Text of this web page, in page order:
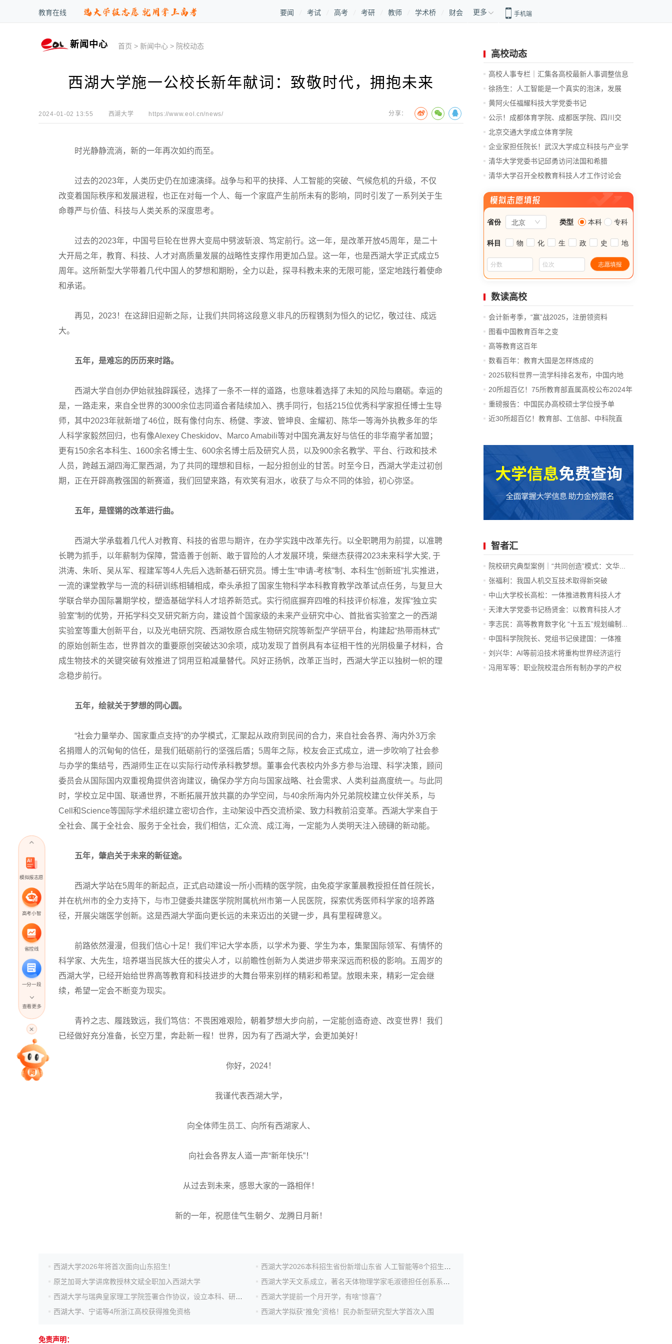
教育在线 要闻 考试 高考 考研 教师 学术桥 财会 更多 手机端
新闻中心 首页 >新闻中心 > 院校动态
西湖大学施一公校长新年献词：致敬时代，拥抱未来
2024-01-02 13:55 西湖大学 https://www.eol.cn/news/ 分享：
时光静静流淌，新的一年再次如约而至。
过去的2023年，人类历史仍在加速演绎。战争与和平的抉择、人工智能的突破、气候危机的升级，不仅
改变着国际秩序和发展进程，也正在对每一个人、每一个家庭产生前所未有的影响，同时引发了一系列关于生
命尊严与价值、科技与人类关系的深度思考。
过去的2023年，中国号巨轮在世界大变局中劈波斩浪、笃定前行。这一年，是改革开放45周年，是二十
大开局之年，教育、科技、人才对高质量发展的战略性支撑作用更加凸显。这一年，也是西湖大学正式成立5
周年。这所新型大学带着几代中国人的梦想和期盼，全力以赴，探寻科教未来的无限可能，坚定地践行着使命
和承诺。
再见，2023！在这辞旧迎新之际，让我们共同将这段意义非凡的历程镌刻为恒久的记忆，敬过往、成远
大。
五年，是难忘的历历来时路。
西湖大学自创办伊始就独辟蹊径，选择了一条不一样的道路，也意味着选择了未知的风险与磨砺。幸运的
是，一路走来，来自全世界的3000余位志同道合者陆续加入、携手同行，包括215位优秀科学家担任博士生导
师，其中2023年就新增了46位，既有像付向东、杨健、李波、管坤良、金耀初、陈华一等海外执教多年的华
人科学家毅然回归，也有像Alexey Cheskidov、Marco Amabili等对中国充满友好与信任的非华裔学者加盟；
更有150余名本科生、1600余名博士生、600余名博士后及研究人员，以及900余名教学、平台、行政和技术
人员，跨越五湖四海汇聚西湖，为了共同的理想和目标，一起分担创业的甘苦。时至今日，西湖大学走过初创
期，正在开辟高教强国的新赛道，我们回望来路，有欢笑有泪水，收获了与众不同的体验，初心弥坚。
五年，是铿锵的改革进行曲。
西湖大学承载着几代人对教育、科技的省思与期许，在办学实践中改革先行。以全职聘用为前提，以准聘
长聘为抓手，以年薪制为保障，营造善于创新、敢于冒险的人才发展环境，柴继杰获得2023未来科学大奖, 于
洪涛、朱听、吴从军、程建军等4人先后入选新基石研究员。博士生“申请-考核”制、本科生“创新班”扎实推进，
一流的课堂教学与一流的科研训练相辅相成，牵头承担了国家生物科学本科教育教学改革试点任务，与复旦大
学联合举办国际暑期学校，塑造基础学科人才培养新范式。实行彻底摒弃四唯的科技评价标准，发挥“独立实
验室”制的优势，开拓学科交叉研究新方向，建设首个国家级的未来产业研究中心、首批省实验室之一的西湖
实验室等重大创新平台，以及光电研究院、西湖牧原合成生物研究院等新型产学研平台，构建起“热带雨林式”
的原始创新生态，世界首次的重要原创突破达30余项，成功发现了首例具有本征相干性的光阴极量子材料，合
成生物技术的关键突破有效推进了饲用豆粕减量替代。风好正扬帆，改革正当时，西湖大学正以独树一帜的理
念稳步前行。
五年，绘就关于梦想的同心圆。
“社会力量举办、国家重点支持”的办学模式，汇聚起从政府到民间的合力，来自社会各界、海内外3万余
名捐赠人的沉甸甸的信任，是我们砥砺前行的坚强后盾；5周年之际，校友会正式成立，进一步吹响了社会参
与办学的集结号，西湖师生正在以实际行动传承科教梦想。董事会代表校内外多方参与治理、科学决策，顾问
委员会从国际国内双重视角提供咨询建议，确保办学方向与国家战略、社会需求、人类利益高度统一。与此同
时，学校立足中国、联通世界，不断拓展开放共赢的办学空间，与40余所海内外兄弟院校建立伙伴关系，与
Cell和Science等国际学术组织建立密切合作，主动架设中西交流桥梁、致力科教前沿变革。西湖大学来自于
全社会、属于全社会、服务于全社会，我们相信，汇众流、成江海，一定能为人类明天注入磅礴的新动能。
五年，肇启关于未来的新征途。
西湖大学站在5周年的新起点，正式启动建设一所小而精的医学院，由免疫学家董晨教授担任首任院长，
并在杭州市的全力支持下，与市卫健委共建医学院附属杭州市第一人民医院，探索优秀医师科学家的培养路
径，开展尖端医学创新。这是西湖大学面向更长远的未来迈出的关键一步，具有里程碑意义。
前路依然漫漫，但我们信心十足！我们牢记大学本质，以学术为要、学生为本，集聚国际领军、有情怀的
科学家、大先生，培养堪当民族大任的拔尖人才，以前瞻性创新为人类进步带来深远而积极的影响。五周岁的
西湖大学，已经开始给世界高等教育和科技进步的大舞台带来别样的精彩和希望。放眼未来，精彩一定会继
续，希望一定会不断变为现实。
青衿之志、履践致远，我们笃信：不畏困难艰险，朝着梦想大步向前，一定能创造奇迹、改变世界！我们
已经做好充分准备，长空万里，奔赴新一程！世界，因为有了西湖大学，会更加美好！
你好，2024！
我谨代表西湖大学，
向全体师生员工、向所有西湖家人、
向社会各界友人道一声“新年快乐”！
从过去到未来，感恩大家的一路相伴！
新的一年，祝愿佳气生朝夕、龙腾日月新！
西湖大学2026年将首次面向山东招生！
原芝加哥大学讲席教授林文斌全职加入西湖大学
西湖大学提前一个月开学，有啥“惊喜”？
西湖大学、宁诺等4所浙江高校获得推免资格
西湖大学拟获“推免”资格！民办新型研究型大学首次入围
免责声明：
高校动态
高校人事专栏｜汇集各高校最新人事调整信息
徐扬生：人工智能是一个真实的泡沫，发展
前...
黄阿火任福耀科技大学党委书记
公示！成都体育学院、成都医学院、四川交
通...
北京交通大学成立体育学院
企业家担任院长！武汉大学成立科技与产业学
院
清华大学党委书记邱勇访问法国和希腊
清华大学召开全校教育科技人才工作讨论会
模拟报志愿
高考小智
省控线
一分一段
高考直播
专家指导课
查看更多
数读高校
会计新考季，“赢”战2025，注册领资料
图看中国教育百年之变
高等教育这百年
数看百年：教育大国是怎样炼成的
2025软科世界一流学科排名发布，中国内地
14...
20所超百亿！75所教育部直属高校公布2024年
决算
重磅报告：中国民办高校硕士学位授予单
位、...
近30所超百亿！教育部、工信部、中科院直
智者汇
院校研究典型案例｜“共同创造”模式：文华...
张福利：我国人机交互技术取得新突破
中山大学校长高松：一体推进教育科技人才
发...
天津大学党委书记杨贤金：以教育科技人才
一...
李志民：高等教育数字化 “十五五”规划编制...
中国科学院院长、党组书记侯建国：一体推
进...
刘兴华：AI等前沿技术将重构世界经济运行
底...
冯用军等：职业院校混合所有制办学的产权